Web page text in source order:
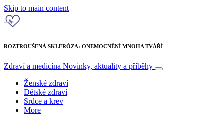
Skip to main content
ROZTROUŠENÁ SKLERÓZA: ONEMOCNĚNÍ MNOHA TVÁŘÍ
Zdraví a medicína Novinky, aktuality a příběhy
Ženské zdraví
Dětské zdraví
Srdce a krev
More